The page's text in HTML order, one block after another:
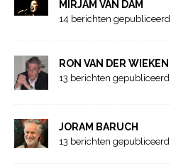
MIRJAM VAN DAM
14 berichten gepubliceerd
RON VAN DER WIEKEN
13 berichten gepubliceerd
JORAM BARUCH
13 berichten gepubliceerd